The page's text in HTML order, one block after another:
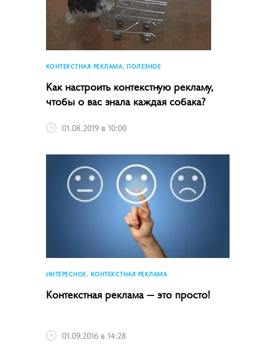
КОНТЕКСТНАЯ РЕКЛАМА, ПОЛЕЗНОЕ
Как настроить контекстную рекламу,
чтобы о вас знала каждая собака?
01.08.2019 в 10:00
ИНТЕРЕСНОЕ, КОНТЕКСТНАЯ РЕКЛАМА
Контекстная реклама — это просто!
01.09.2016 в 14:28